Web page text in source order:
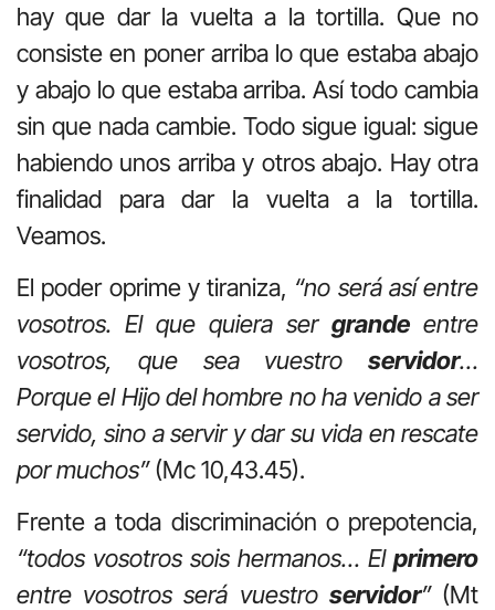
hay que dar la vuelta a la tortilla. Que no
consiste en poner arriba lo que estaba abajo
y abajo lo que estaba arriba. Así todo cambia
sin que nada cambie. Todo sigue igual: sigue
habiendo unos arriba y otros abajo. Hay otra
finalidad para dar la vuelta a la tortilla.
Veamos.
El poder oprime y tiraniza, “no será así entre
vosotros. El que quiera ser grande entre
vosotros, que sea vuestro servidor…
Porque el Hijo del hombre no ha venido a ser
servido, sino a servir y dar su vida en rescate
por muchos”(Mc 10,43.45).
Frente a toda discriminación o prepotencia,
“todos vosotros sois hermanos… El primero
entre vosotros será vuestro servidor”(Mt